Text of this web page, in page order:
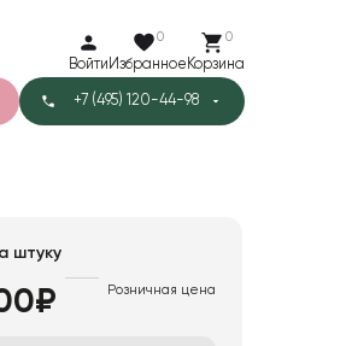
Войти
0
Избранное
0
Корзина
+7 (495) 120-44-98
штуку
Розничная цена